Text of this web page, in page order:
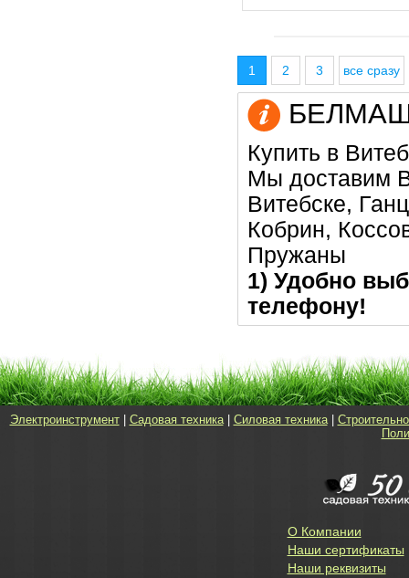
1 2 3 все сразу
БЕЛМАШ
Купить в
Мы доставим
Витебске,
Кобрин,
Пружаны
1) Удобно
телефону!
Электроинструмент| Садовая техника| Силовая техника|
О Компании
Наши сертификаты
Наши реквизиты